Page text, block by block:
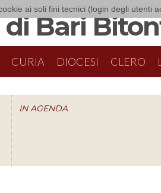
ai soli fini tecnici (login degli utenti
Bari
CURIA DIOCESI CLERO
IN AGENDA